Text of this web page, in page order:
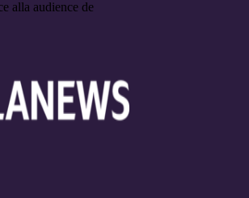
alla audience de